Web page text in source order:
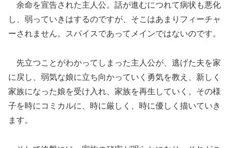
余命を宣告された主人公。話が進むにつれて病状も悪化
し、弱っていきはするのですが、そこはあまりフィーチャ
ーされません。スパイスであってメインではないのです。
先立つことがわかってしまった主人公が、逃げた夫を家
に戻し、弱気な娘に立ち向かっていく勇気を教え、新しく
家族になった娘を受け入れ、家族を再生していく。その様
子を時にコミカルに、時に厳しく、時に優しく描いていき
ます。